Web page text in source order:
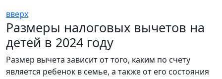
вверх
Размеры налоговых вычетов на
детей в 2024 году
Размер вычета зависит от того, каким по счету
является ребенок в семье, а также от его состояния